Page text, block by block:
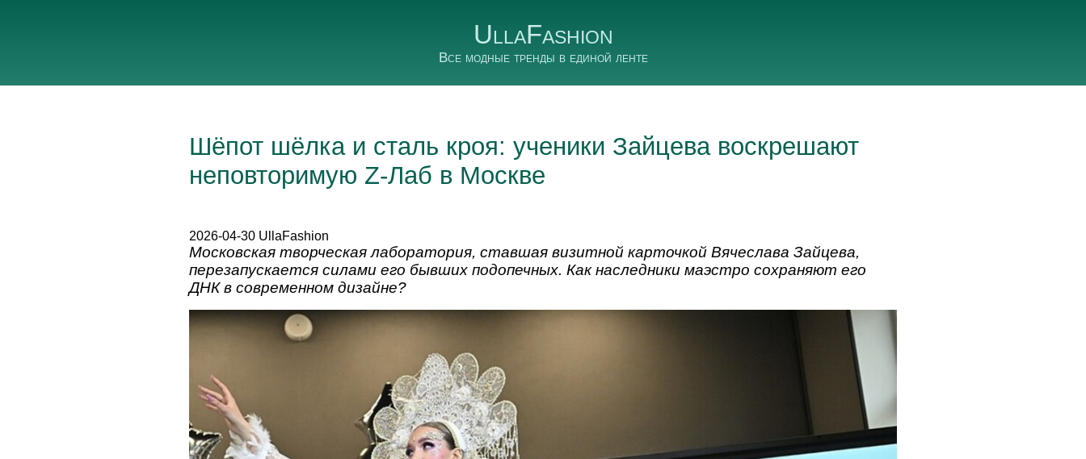
UllaFashion
Все модные тренды в единой ленте
Шёпот шёлка и сталь кроя: ученики Зайцева воскрешают
неповторимую Z-Лаб в Москве
2026-04-30 UllaFashion
Московская творческая лаборатория, ставшая визитной карточкой Вячеслава Зайцева,
перезапускается силами его бывших подопечных. Как наследники маэстро сохраняют его
ДНК в современном дизайне?